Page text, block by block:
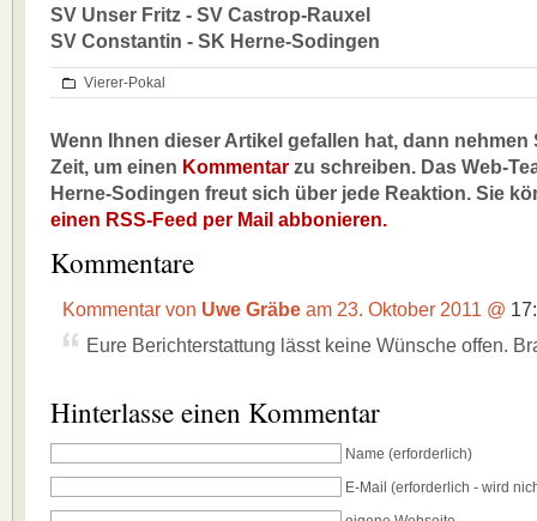
SV Unser Fritz - SV Castrop-Rauxel
SV Constantin - SK Herne-Sodingen
Vierer-Pokal
Wenn Ihnen dieser Artikel gefallen hat, dann nehmen
Zeit, um einen Kommentar zu schreiben. Das Web-
Herne-Sodingen freut sich über jede Reaktion. Sie
einen RSS-Feed per Mail abbonieren.
Kommentare
Kommentar von Uwe Gräbe am 23. Oktober 2011 @
Eure Berichterstattung lässt keine Wünsche offen.
Hinterlasse einen Kommentar
Name (erforderlich)
E-Mail (erforderlich - wird